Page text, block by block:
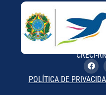
CRECI-
POLÍTICA DE